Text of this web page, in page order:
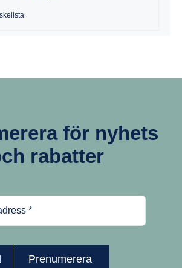
för nyhets
rabatter
Prenumerera